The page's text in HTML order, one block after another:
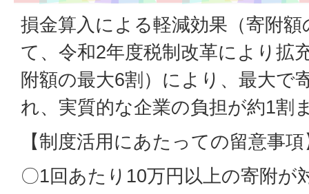
損金算入による軽減効果（寄附
て、令和2年度税制改革により拡
附額の最大6割）により、最大で
れ、実質的な企業の負担が約1割
【制度活用にあたっての留意事項
〇1回あたり10万円以上の寄附が